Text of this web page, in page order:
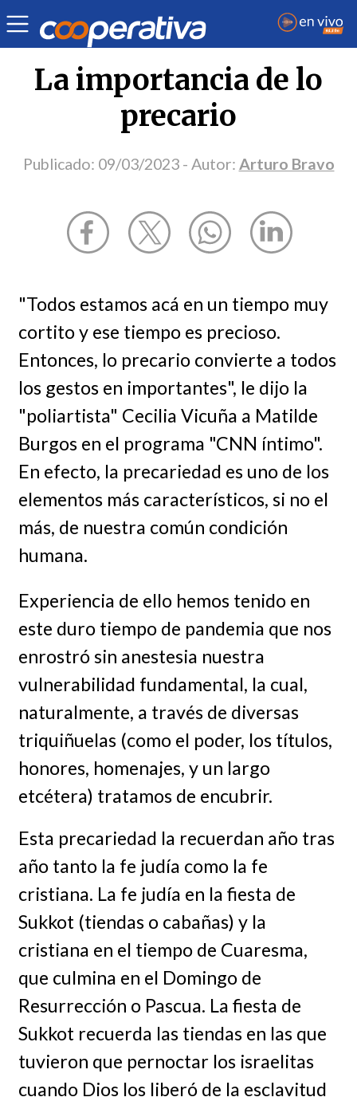
Opinión | Arturo Bravo
La importancia de lo
precario
Publicado: 09/03/2023 - Autor: Arturo Bravo
"Todos estamos acá en un tiempo muy
cortito y ese tiempo es precioso.
Entonces, lo precario convierte a todos
los gestos en importantes", le dijo la
"poliartista" Cecilia Vicuña a Matilde
Burgos en el programa "CNN íntimo".
En efecto, la precariedad es uno de los
elementos más característicos, si no el
más, de nuestra común condición
humana.
Experiencia de ello hemos tenido en
este duro tiempo de pandemia que nos
enrostró sin anestesia nuestra
vulnerabilidad fundamental, la cual,
naturalmente, a través de diversas
triquiñuelas (como el poder, los títulos,
honores, homenajes, y un largo
etcétera) tratamos de encubrir.
Esta precariedad la recuerdan año tras
año tanto la fe judía como la fe
cristiana. La fe judía en la fiesta de
Sukkot (tiendas o cabañas) y la
cristiana en el tiempo de Cuaresma,
que culmina en el Domingo de
Resurrección o Pascua. La fiesta de
Sukkot recuerda las tiendas en las que
tuvieron que pernoctar los israelitas
cuando Dios los liberó de la esclavitud